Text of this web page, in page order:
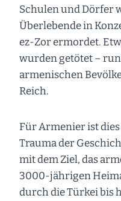
Schulen und Dörfer
Überlebende in
ez-Zor ermordet.
wurden getötet –
armenischen
Reich.
Für Armenier ist
Trauma der
mit dem Ziel, das
3000-jährigen
durch die Türkei bis